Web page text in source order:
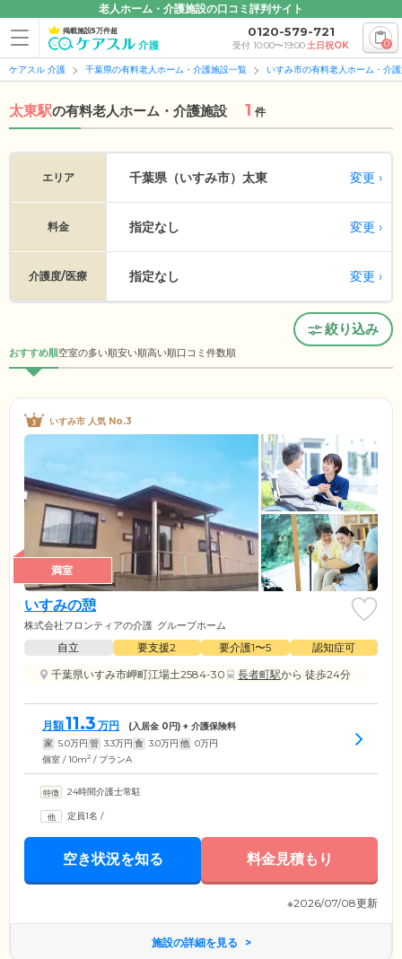
老人ホーム・介護施設の口コミ評判サイト
掲載施設5万件超 0120-579-721
受付 10:00〜19:00土日祝OK 0
ケアスル 介護 千葉県の有料老人ホーム・介護施設一覧 いすみ市の有料老人ホーム・介
太東駅の有料老人ホーム・介護施設 1 件
エリア 千葉県（いすみ市） 太東 変更
料金 指定なし 変更
介護度/医療 指定なし 変更
絞り込み
おすすめ順空室の多い順安い順高い順口コミ件数順
いすみ市 人気 No.3
満室
いすみの憩
株式会社フロンティアの介護 グループホーム
自立 要支援2 要介護1〜5
認知症可
千葉県いすみ市岬町江場土2584-30
長者町駅から 徒歩24分
月額11.3 万円 (入居金 0円) + 介護保険料
家 5.0万円 管 3.3万円 食 3.0万円 他 0万円
個室 / 10m2 / プランA
24時間介護士常駐
定員1名 /
空き状況を知る 料金見積もり
※2026/07/08更新
施設の詳細を見る